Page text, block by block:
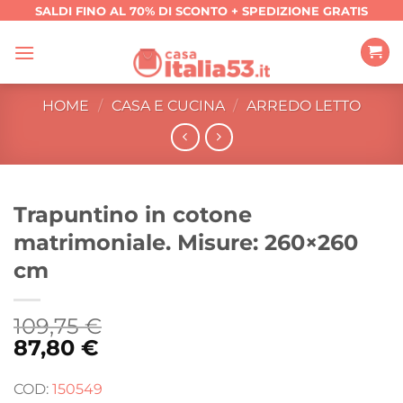
contenuti
SALDI FINO AL 70% DI SCONTO + SPEDIZIONE GRATIS
HOME / CASA E CUCINA / ARREDO LETTO
Trapuntino in cotone
matrimoniale. Misure: 260×260
cm
109,75€
87,80 €
COD: 150549